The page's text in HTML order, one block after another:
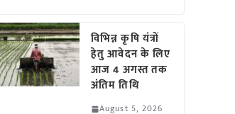
विभिन्न कृषि यंत्रों
हेतु आवेदन के लिए
आज 4 अगस्त तक
अंतिम तिथि
August 5, 2026